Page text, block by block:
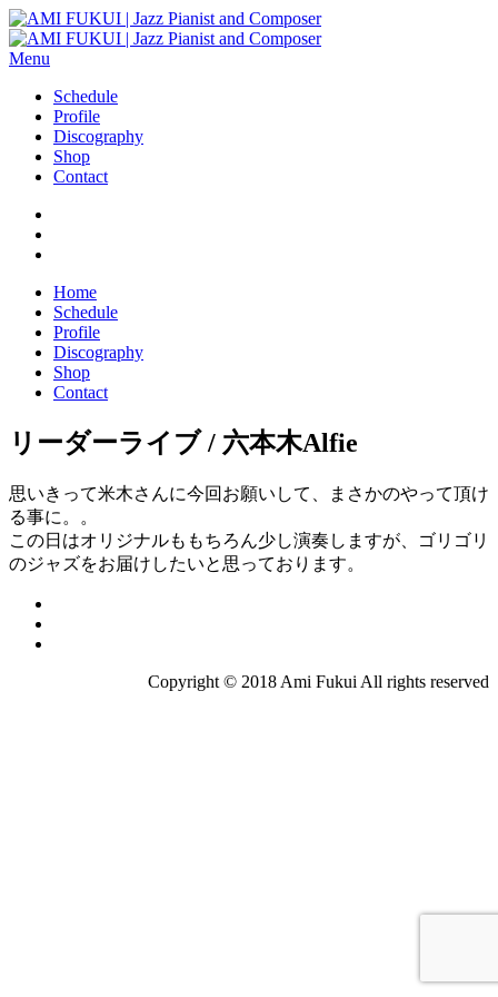
Menu
Schedule
Profile
Discography
Shop
Contact
Home
Schedule
Profile
Discography
Shop
Contact
リーダーライブ / 六本木Alfie
思いきって米木さんに今回お願いして、まさかのやって頂け
る事に。。
この日はオリジナルももちろん少し演奏しますが、ゴリゴリ
のジャズをお届けしたいと思っております。
Copyright © 2018 Ami Fukui All rights reserved